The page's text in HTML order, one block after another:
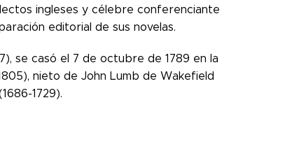
ingleses y célebre conferenciante
editorial de sus novelas.
se casó el 7 de octubre de 1789 en la
nieto de John Lumb de Wakefield
1729).